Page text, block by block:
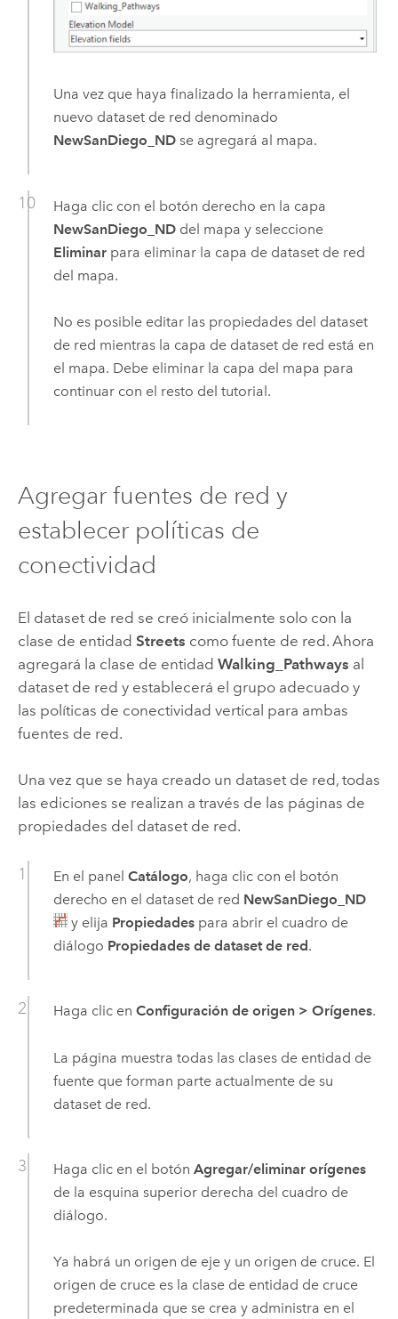
Una vez que haya finalizado la herramienta, el
nuevo dataset de red denominado
NewSanDiego_NDse agregará al mapa.
Haga clic con el botón derecho en la capa
NewSanDiego_NDdel mapa y seleccione
Eliminarpara eliminar la capa de dataset de red
del mapa.
No es posible editar las propiedades del dataset
de red mientras la capa de dataset de red está en
el mapa. Debe eliminar la capa del mapa para
continuar con el resto del tutorial.
Agregar fuentes de red y
establecer políticas de
conectividad
El dataset de red se creó inicialmente solo con la
clase de entidad Streets como fuente de red. Ahora
agregará la clase de entidad Walking_Pathways al
dataset de red y establecerá el grupo adecuado y
las políticas de conectividad vertical para ambas
fuentes de red.
Una vez que se haya creado un dataset de red, todas
las ediciones se realizan a través de las páginas de
propiedades del dataset de red.
En el panel Catálogo, haga clic con el botón
derecho en el dataset de red NewSanDiego_ND
y elija Propiedadespara abrir el cuadro de
diálogo Propiedades de dataset de red.
Haga clic en Configuración de origen > Orígenes.
La página muestra todas las clases de entidad de
fuente que forman parte actualmente de su
dataset de red.
Haga clic en el botón Agregar/eliminar orígenes
de la esquina superior derecha del cuadro de
diálogo.
Ya habrá un origen de eje y un origen de cruce. El
origen de cruce es la clase de entidad de cruce
predeterminada que se crea y administra en el